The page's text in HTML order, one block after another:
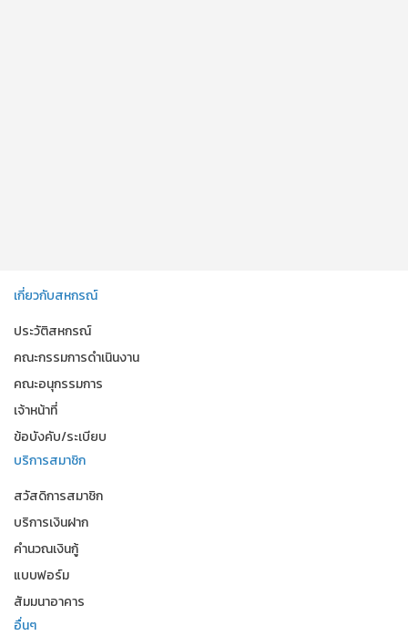
เกี่ยวกับสหกรณ์
ประวัติสหกรณ์
คณะกรรมการดำเนินงาน
คณะอนุกรรมการ
เจ้าหน้าที่
ข้อบังคับ/ระเบียบ
บริการสมาชิก
สวัสดิการสมาชิก
บริการเงินฝาก
คำนวณเงินกู้
แบบฟอร์ม
สัมมนาอาคาร
อื่นๆ